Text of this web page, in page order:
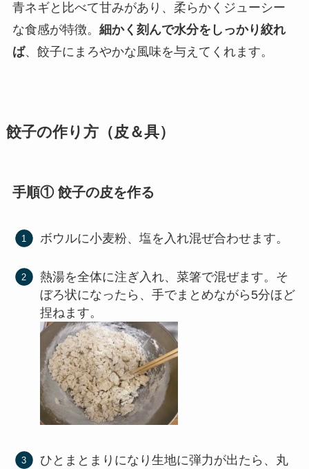
青ネギと比べて甘みがあり、柔らかくジューシー
な食感が特徴。 細かく刻んで水分をしっかり絞れ
ば、餃子にまろやかな風味を与えてくれます。
餃子の作り方（皮＆具）
手順① 餃子の皮を作る
ボウルに小麦粉、塩を入れ混ぜ合わせます。
熱湯を全体に注ぎ入れ、菜箸で混ぜます。そ
ぼろ状になったら、手でまとめながら5分ほど
捏ねます。
ひとまとまりになり生地に弾力が出たら、丸